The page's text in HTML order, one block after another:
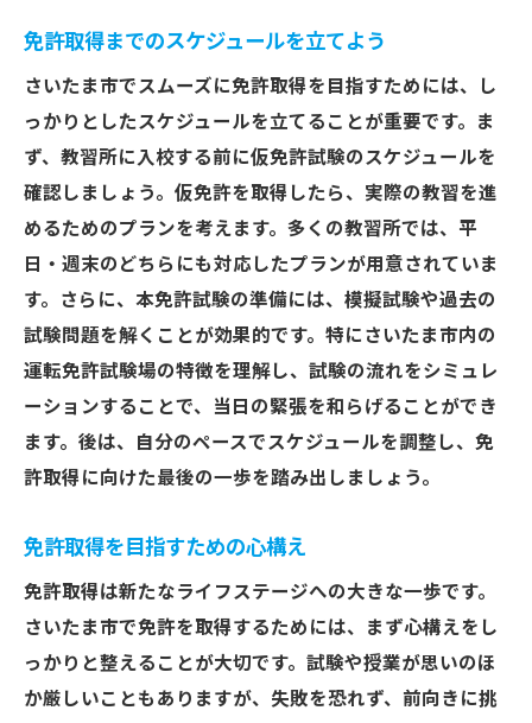
免許取得で新たな自由を手に入れるためのロー
さいたま市内で楽しめるドライブスポット
安全運転を心掛けるための常識
免許取得後の保険への加入手順
車購入時に考慮すべきポイント
運転を楽しむためのスキルアップ方法
さいたま市でスムーズに免許取得を実現するた
めの全体像
免許取得全体の流れを理解する
各ステップでの重要なチェックポイント
免許取得までのサポート体制を活用する
効率的な免許取得に必要な準備と計画
さいたま市での免許取得後の豊かな生活
免許取得までのスケジュールを立てよう
さいたま市でスムーズに免許取得を目指すためには、し
っかりとしたスケジュールを立てることが重要です。ま
ず、教習所に入校する前に仮免許試験のスケジュールを
確認しましょう。仮免許を取得したら、実際の教習を進
めるためのプランを考えます。多くの教習所では、平
日・週末のどちらにも対応したプランが用意されていま
す。さらに、本免許試験の準備には、模擬試験や過去の
試験問題を解くことが効果的です。特にさいたま市内の
運転免許試験場の特徴を理解し、試験の流れをシミュレ
ーションすることで、当日の緊張を和らげることができ
ます。後は、自分のペースでスケジュールを調整し、免
許取得に向けた最後の一歩を踏み出しましょう。
免許取得を目指すための心構え
免許取得は新たなライフステージへの大きな一歩です。
さいたま市で免許を取得するためには、まず心構えをし
っかりと整えることが大切です。試験や授業が思いのほ
か厳しいこともありますが、失敗を恐れず、前向きに挑